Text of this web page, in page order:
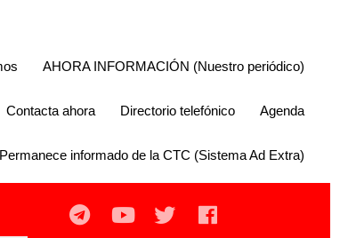
AHORA INFORMACIÓN (Nuestro periódico)
Contacta ahora Directorio telefónico Agenda
Permanece informado de la CTC (Sistema Ad Extra)